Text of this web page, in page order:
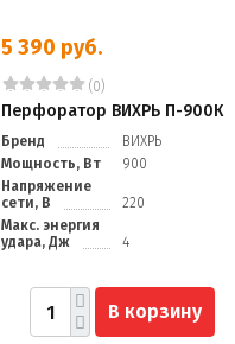
5 390 руб.
(0)
Перфоратор ВИХРЬ П-900К
Бренд
ВИХРЬ
Мощность, Вт
900
Напряжение
сети, В
220
Макс. энергия
удара, Дж
4
В корзину